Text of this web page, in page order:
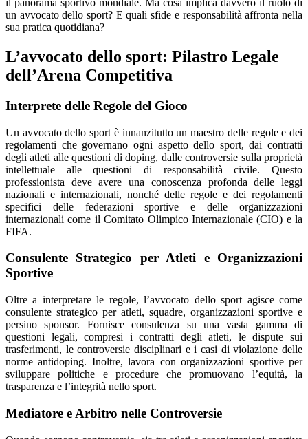
il panorama sportivo mondiale. Ma cosa implica davvero il ruolo di
un avvocato dello sport? E quali sfide e responsabilità affronta nella
sua pratica quotidiana?
L’avvocato dello sport: Pilastro Legale
dell’Arena Competitiva
Interprete delle Regole del Gioco
Un avvocato dello sport è innanzitutto un maestro delle regole e dei
regolamenti che governano ogni aspetto dello sport, dai contratti
degli atleti alle questioni di doping, dalle controversie sulla proprietà
intellettuale alle questioni di responsabilità civile. Questo
professionista deve avere una conoscenza profonda delle leggi
nazionali e internazionali, nonché delle regole e dei regolamenti
specifici delle federazioni sportive e delle organizzazioni
internazionali come il Comitato Olimpico Internazionale (CIO) e la
FIFA.
Consulente Strategico per Atleti e Organizzazioni
Sportive
Oltre a interpretare le regole, l’avvocato dello sport agisce come
consulente strategico per atleti, squadre, organizzazioni sportive e
persino sponsor. Fornisce consulenza su una vasta gamma di
questioni legali, compresi i contratti degli atleti, le dispute sui
trasferimenti, le controversie disciplinari e i casi di violazione delle
norme antidoping. Inoltre, lavora con organizzazioni sportive per
sviluppare politiche e procedure che promuovano l’equità, la
trasparenza e l’integrità nello sport.
Mediatore e Arbitro nelle Controversie